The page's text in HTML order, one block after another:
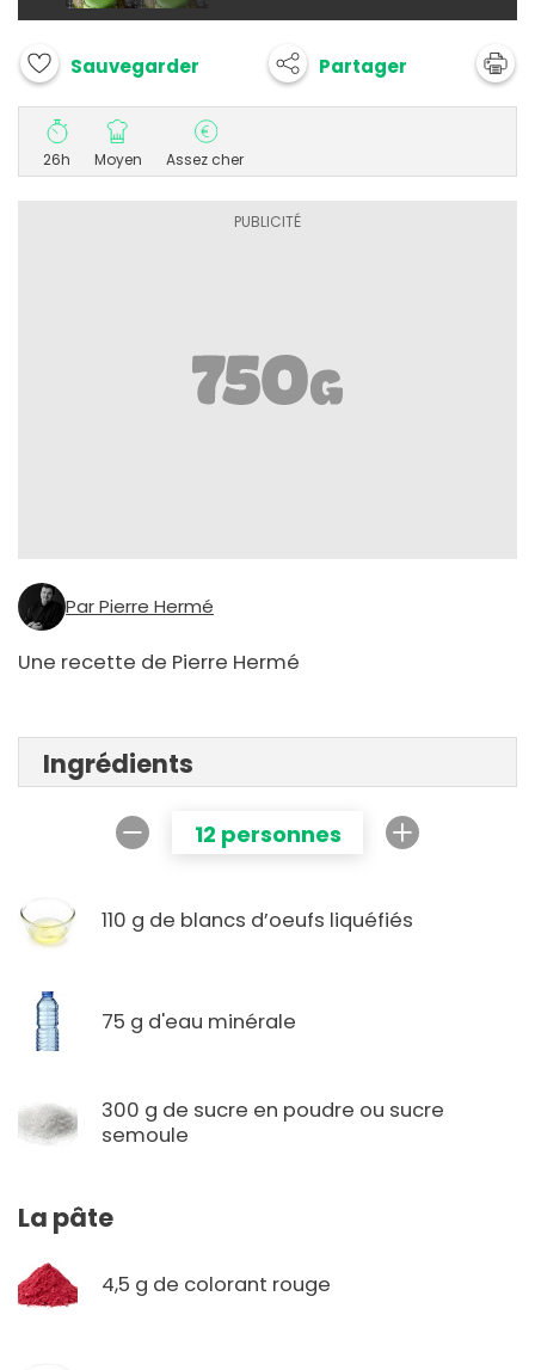
Sauvegarder Partager
26h Moyen Assez cher
Par Pierre Hermé
Une recette de Pierre Hermé
Ingrédients
12 personnes
110 g de blancs d’oeufs liquéfiés
75 g d'eau minérale
300 g de sucre en poudre ou sucre
semoule
La pâte
4,5 g de colorant rouge